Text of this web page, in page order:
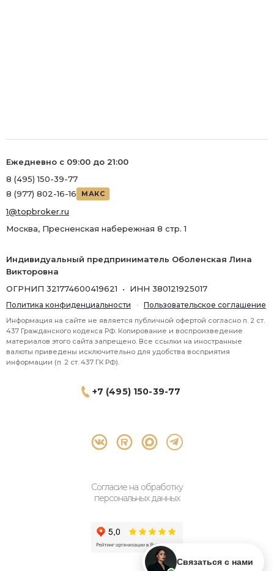
+7 (495) 150-39-77
Согласие на обработку
персональных данных
Ежедневно с 09:00 до 21:00
8 (495) 150-39-77
8 (977) 802-16-16
МАКС
1@topbroker.ru
Москва, Пресненская набережная 8 стр. 1
Индивидуальный предприниматель Оболенская Лина
Викторовна
ОГРНИП 321774600419621 • ИНН 380121925017
Политика конфиденциальности · Пользовательское соглашение
Информация на сайте не является публичной офертой согласно п. 2 ст.
437 Гражданского кодекса РФ. Копирование и воспроизведение
материалов этого сайта запрещено. Все ссылки на иностранные
валюты приведены исключительно для удобства восприятия
информации (п. 2 ст. 437 ГК РФ).
Связаться с нами